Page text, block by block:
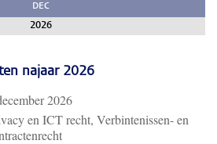
DEC
2026
najaar 2026
2026
en ICT recht, Verbintenissen- en